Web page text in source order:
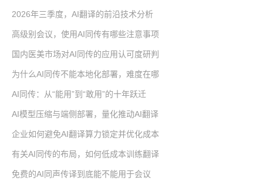
2026年三季度，AI翻译的前沿技术分析
高级别会议，使用AI同传有哪些注意事项
国内医美市场对AI同传的应用认可度研判
为什么AI同传不能本地化部署，难度在哪
AI同传：从“能用”到“敢用”的十年跃迁
AI模型压缩与端侧部署，量化推动AI翻译
企业如何避免AI翻译算力锁定并优化成本
有关AI同传的布局，如何低成本训练翻译
免费的AI同声传译到底能不能用于会议